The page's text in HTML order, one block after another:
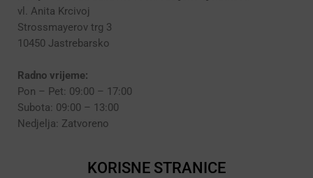
vl. Anita Krcivoj
Strossmayerov trg 3
10450 Jastrebarsko
Radno vrijeme:
Pon – Pet: 09:00 – 17:00
Subota: 09:00 – 13:00
Nedjelja: Zatvoreno
KORISNE STRANICE